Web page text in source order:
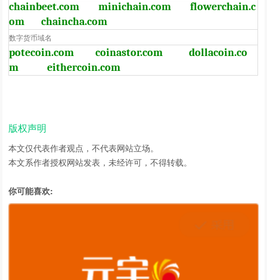
chainbeet.com minichain.com
flowerchain.c
om
chaincha.com
数字货币域名
potecoin.com coinastor.com
dollacoin.co
m
eithercoin.com
版权声明
本文仅代表作者观点，不代表网站立场。
本文系作者授权网站发表，未经许可，不得转载。
你可能喜欢: